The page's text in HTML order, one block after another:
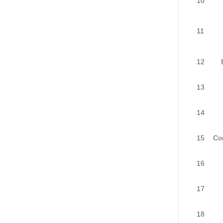
11
12
13
14
15
16
17
18